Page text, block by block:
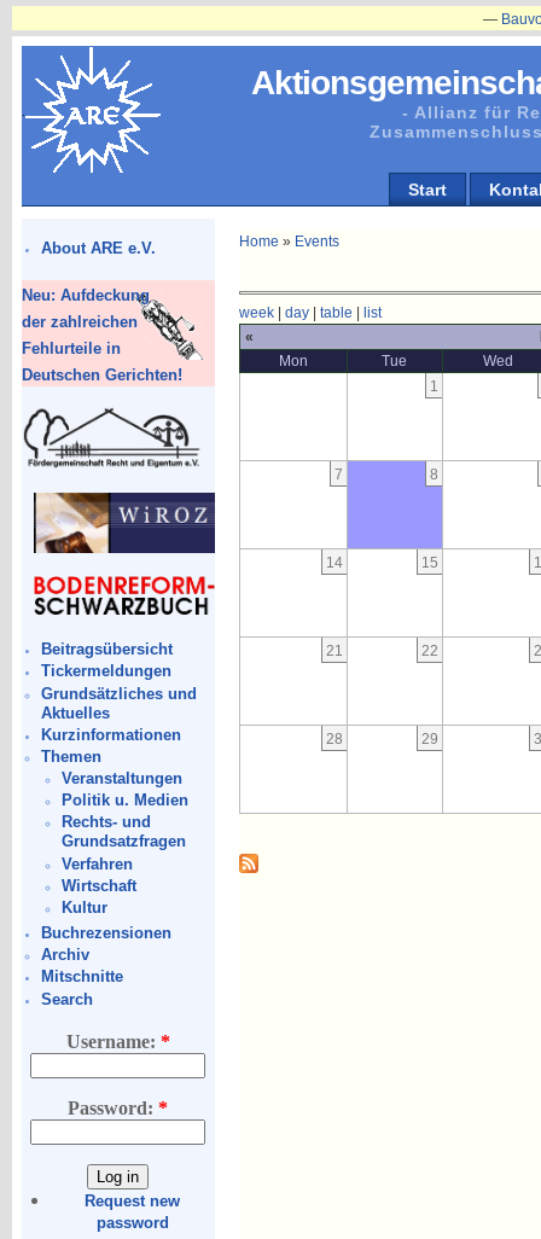
- Allianz für
Start
About ARE e.V.
Neu: Aufdeckung
der zahlreichen
Fehlurteile in
Deutschen Gerichten!
Beitragsübersicht
Tickermeldungen
Grundsätzliches und
Aktuelles
Kurzinformationen
Themen
Veranstaltungen
Politik u. Medien
Rechts- und
Grundsatzfragen
Verfahren
Wirtschaft
Kultur
Buchrezensionen
Archiv
Mitschnitte
Search
Username: *
Password:*
Request new
password
Home » Events
week| day| table
list
«
Mon
Tue
Wed
1
7 8
14 15
21 22
28 29